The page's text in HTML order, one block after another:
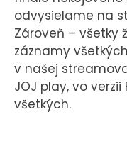
odvysielame na
Zároveň – všetky
záznamy
v našej
JOJ play, vo verzii
všetkých.